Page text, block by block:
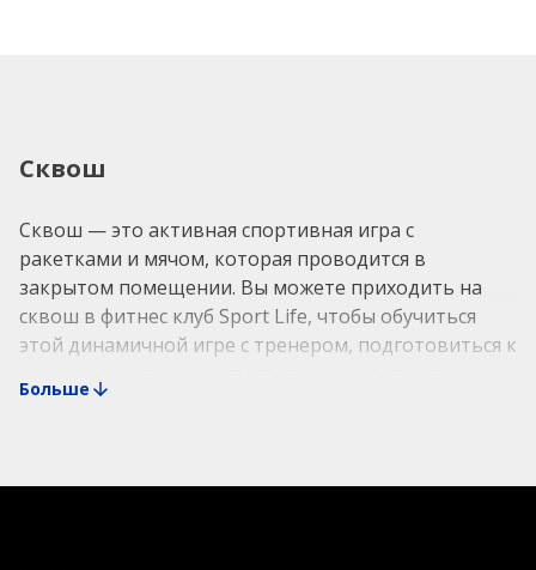
Сквош
Сквош — это активная спортивная игра с
ракетками и мячом, которая проводится в
закрытом помещении. Вы можете приходить на
сквош в фитнес клуб Sport Life, чтобы обучиться
этой динамичной игре с тренером, подготовиться к
навыки или просто провести время с близкими,
Больше